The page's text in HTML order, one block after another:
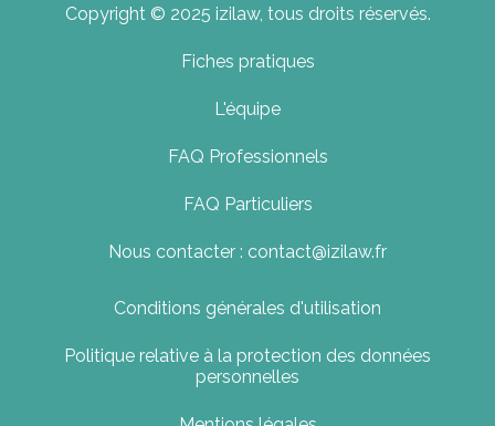
Copyright © 2025 izilaw, tous droits réservés.
Fiches pratiques
L'équipe
FAQ Professionnels
FAQ Particuliers
Nous contacter : contact@izilaw.fr
Conditions générales d'utilisation
Politique relative à la protection des données
personnelles